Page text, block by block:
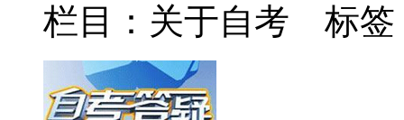
栏目：关于自考 标签